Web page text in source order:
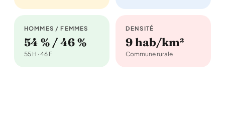
HOMMES / FEMMES
54 % / 46 %
55 H · 46 F
DENSITÉ
9 hab/km²
Commune rurale